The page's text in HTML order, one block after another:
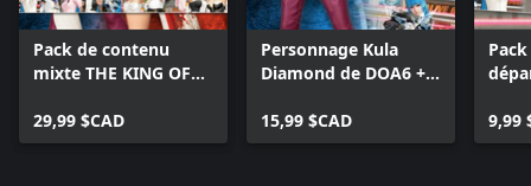
Pack de contenu
mixte THE KING OF
29,99 $CAD
Personnage Kula
Diamond de DOA6 +
départ
15,99 $CAD
9,99